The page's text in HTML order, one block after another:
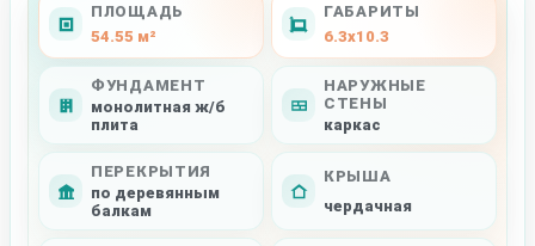
ПЛОЩАДЬ
54.55 м²
ГАБАРИТЫ
6.3x10.3
ФУНДАМЕНТ
монолитная ж/б
плита
НАРУЖНЫЕ
СТЕНЫ
каркас
ПЕРЕКРЫТИЯ
по деревянным
балкам
КРЫША
чердачная